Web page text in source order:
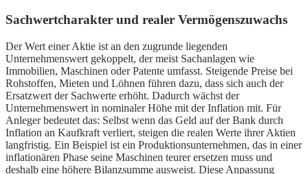
Sachwertcharakter und realer Vermögenszuwachs
Der Wert einer Aktie ist an den zugrunde liegenden
Unternehmenswert gekoppelt, der meist Sachanlagen wie
Immobilien, Maschinen oder Patente umfasst. Steigende Preise bei
Rohstoffen, Mieten und Löhnen führen dazu, dass sich auch der
Ersatzwert der Sachwerte erhöht. Dadurch wächst der
Unternehmenswert in nominaler Höhe mit der Inflation mit. Für
Anleger bedeutet das: Selbst wenn das Geld auf der Bank durch
Inflation an Kaufkraft verliert, steigen die realen Werte ihrer Aktien
langfristig. Ein Beispiel ist ein Produktionsunternehmen, das in einer
inflationären Phase seine Maschinen teurer ersetzen muss und
deshalb eine höhere Bilanzsumme ausweist. Diese Anpassung